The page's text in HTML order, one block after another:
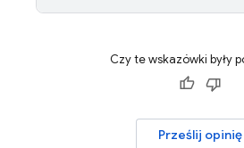
Czy te wskazówki były
Prześlij opinię